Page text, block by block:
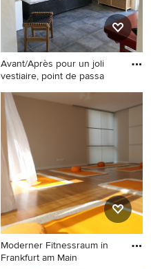
Avant/Après pour un joli
vestiaire, point de passa
Kleiner Asiatischer Yogaraum
in Toulouse
Moderner Fitnessraum in
Frankfurt am Main